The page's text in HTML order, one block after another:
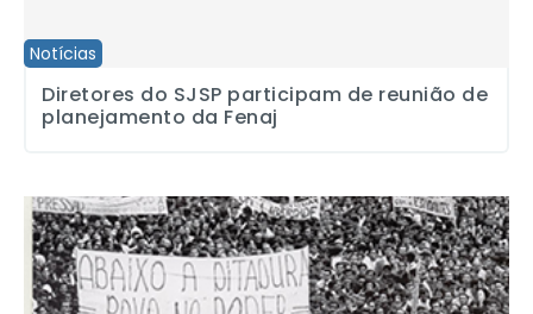
Notícias
Diretores do SJSP participam de reunião de
planejamento da Fenaj
Vladimir Herzog: Exposição “Resistir é Preciso” chega à São Paulo